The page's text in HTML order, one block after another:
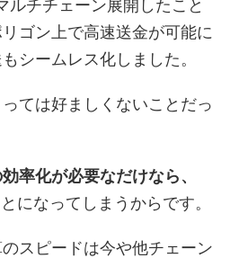
ルチチェーン展開したこと
ゴン上で高速送金が可能に
シームレス化しました。
ては好ましくないことだっ
率化が必要なだけなら、
になってしまうからです。
スピードは今や他チェーン